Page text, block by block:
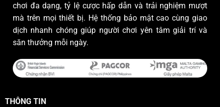
chơi đa dạng, tỷ lệ cược hấp dẫn và trải nghiệm mượt
mà trên mọi thiết bị. Hệ thống bảo mật cao cùng giao
dịch nhanh chóng giúp người chơi yên tâm giải trí và
săn thưởng mỗi ngày.
THÔNG TIN